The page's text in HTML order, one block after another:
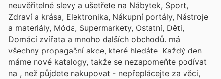
neuvěřitelné slevy a ušetřete na Nábytek, Sport,
Zdraví a krása, Elektronika, Nákupní portály, Nástroje
a materiály, Móda, Supermarkety, Ostatní, Děti,
Domácí zvířata a mnoho dalších obchodů. má
všechny propagační akce, které hledáte. Každý den
máme nové katalogy, takže se nezapomeňte podívat
na , než půjdete nakupovat - nepřeplácejte za věci,